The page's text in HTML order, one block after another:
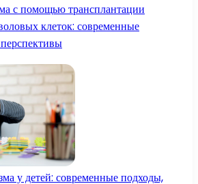
с помощью трансплантации
клеток: современные
у детей: современные подходы,